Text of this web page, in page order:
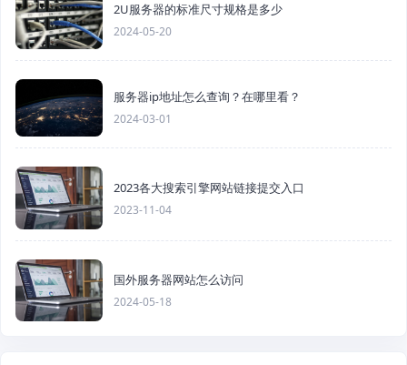
2U服务器的标准尺寸规格是多少
2024-05-20
服务器ip地址怎么查询？在哪里看？
2024-03-01
2023各大搜索引擎网站链接提交入口
2023-11-04
国外服务器网站怎么访问
2024-05-18